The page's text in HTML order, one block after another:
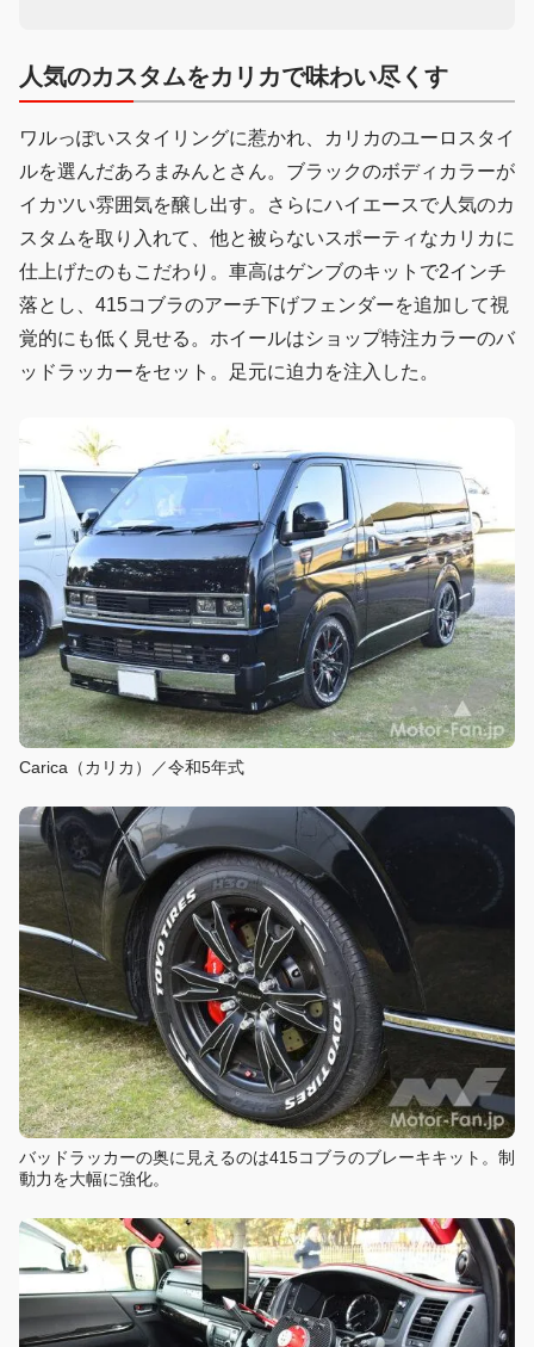
人気のカスタムをカリカで味わい尽くす
ワルっぽいスタイリングに惹かれ、カリカのユーロスタイ
ルを選んだあろまみんとさん。ブラックのボディカラーが
イカツい雰囲気を醸し出す。さらにハイエースで人気のカ
スタムを取り入れて、他と被らないスポーティなカリカに
仕上げたのもこだわり。車高はゲンブのキットで2インチ
落とし、415コブラのアーチ下げフェンダーを追加して視
覚的にも低く見せる。ホイールはショップ特注カラーのバ
ッドラッカーをセット。足元に迫力を注入した。
Carica（カリカ）／令和5年式
バッドラッカーの奥に見えるのは415コブラのブレーキキット。制
動力を大幅に強化。